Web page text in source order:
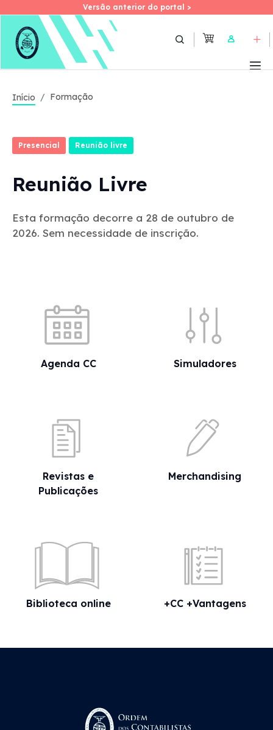
Skip
Versão anterior do portal >
Versão anterior do portal >
User
Início Formação
Presencial Reunião livre
Reunião Livre
Esta formação decorre a 28 de outubro de
2026. Sem necessidade de inscrição.
Agenda CC Simuladores
Revistas e
Publicações
Merchandising
Biblioteca online +CC +Vantagens